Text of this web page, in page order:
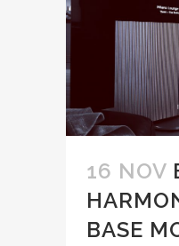
16 NOV
BASE